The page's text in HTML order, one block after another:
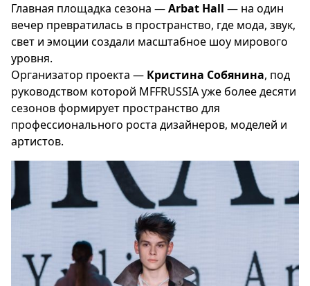
Главная площадка сезона —Arbat Hall — на один
вечер превратилась в пространство, где мода, звук,
свет и эмоции создали масштабное шоу мирового
уровня.
Организатор проекта — Кристина Собянина, под
руководством которой MFFRUSSIA уже более десяти
сезонов формирует пространство для
профессионального роста дизайнеров, моделей и
артистов.